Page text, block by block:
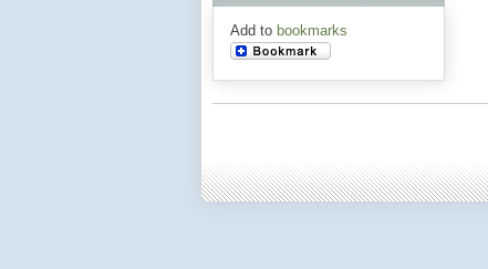
Add to bookmarks